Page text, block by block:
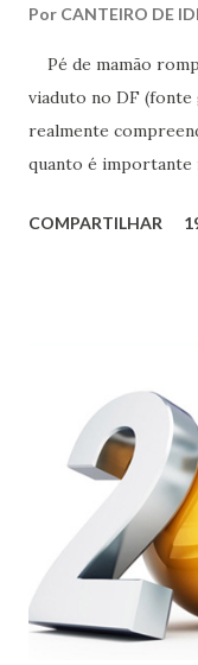
Por CANTEIRO DE
Pé de mamão
viaduto no DF
realmente
quanto é
esperançar! A
COMPARTILHAR